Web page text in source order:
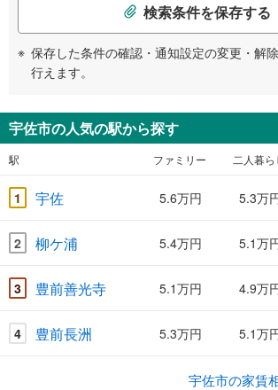
検索条件を保存する
保存した条件の確認・通知設定の変更・解
行えます。
宇佐市の人気の駅から探す
駅 ファミリー 二人暮ら
1 宇佐 5.6万円 5.3万
2 柳ケ浦 5.4万円 5.1万
3 豊前善光寺 5.1万円 4.9万
4 豊前長洲 5.3万円 5.1万
宇佐市の家賃